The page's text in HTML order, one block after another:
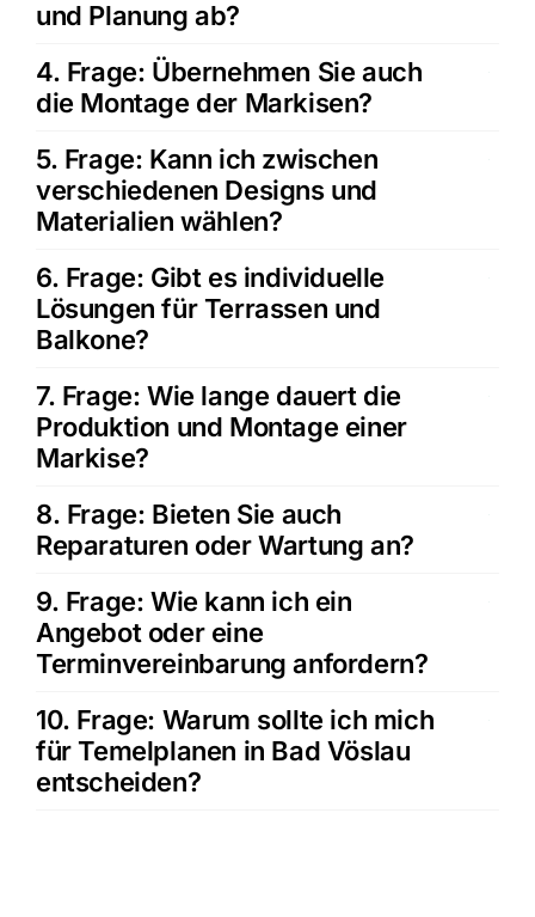
und Planung ab?
4. Frage: Übernehmen Sie auch
die Montage der Markisen?
5. Frage: Kann ich zwischen
verschiedenen Designs und
Materialien wählen?
6. Frage: Gibt es individuelle
Lösungen für Terrassen und
Balkone?
7. Frage: Wie lange dauert die
Produktion und Montage einer
Markise?
8. Frage: Bieten Sie auch
Reparaturen oder Wartung an?
9. Frage: Wie kann ich ein
Angebot oder eine
Terminvereinbarung anfordern?
10. Frage: Warum sollte ich mich
für Temelplanen in Bad Vöslau
entscheiden?